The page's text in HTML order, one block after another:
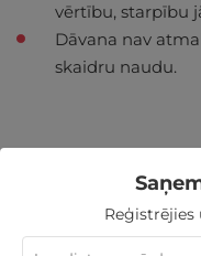
vērtību, starpību
Dāvana nav
skaidru naudu.
Nekādas
Reģistrējies